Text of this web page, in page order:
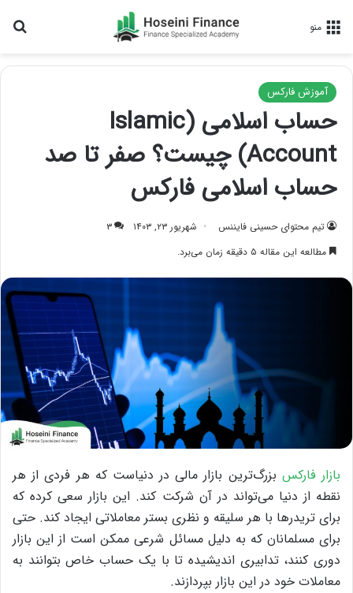
منو
آموزش فارکس
حساب اسلامی (Islamic
Account) چیست؟ صفر تا صد
حساب اسلامی فارکس
تیم محتوای حسینی‌ فایننس شهریور ۲۳, ۱۴۰۳
۳
مطالعه این مقاله ۵ دقیقه زمان می‌برد.
بازار فارکس بزرگ‌ترین بازار مالی در دنیاست که هر فردی از هر
نقطه از دنیا می‌تواند در آن شرکت کند. این بازار سعی کرده که
برای تریدرها با هر سلیقه و نظری بستر معاملاتی ایجاد کند. حتی
برای مسلمانان که به دلیل مسائل شرعی ممکن است از این بازار
دوری کنند، تدابیری اندیشیده تا با یک حساب خاص بتوانند به
معاملات خود در این بازار بپردازند.